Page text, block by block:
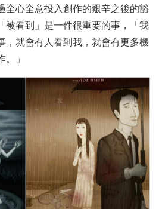
全心全意投入創作的艱辛之後的豁
被看到」是一件很重要的事，「我
，就會有人看到我，就會有更多機
」